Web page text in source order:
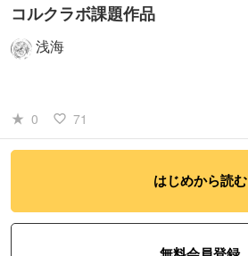
コルクラボ課題作品
浅海
star_rate 0 favorite_border 71
はじめから読む